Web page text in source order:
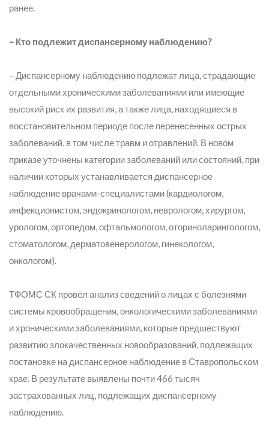
ранее.
– Кто подлежит диспансерному наблюдению?
– Диспансерному наблюдению подлежат лица, страдающие
отдельными хроническими заболеваниями или имеющие
высокий риск их развития, а также лица, находящиеся в
восстановительном периоде после перенесенных острых
заболеваний, в том числе травм и отравлений. В новом
приказе уточнены категории заболеваний или состояний, при
наличии которых устанавливается диспансерное
наблюдение врачами-специалистами (кардиологом,
инфекционистом, эндокринологом, неврологом, хирургом,
урологом, ортопедом, офтальмологом, оториноларингологом,
стоматологом, дерматовенерологом, гинекологом,
онкологом).
ТФОМС СК провёл анализ сведений о лицах с болезнями
системы кровообращения, онкологическими заболеваниями
и хроническими заболеваниями, которые предшествуют
развитию злокачественных новообразований, подлежащих
постановке на диспансерное наблюдение в Ставропольском
крае. В результате выявлены почти 466 тысяч
застрахованных лиц, подлежащих диспансерному
наблюдению.